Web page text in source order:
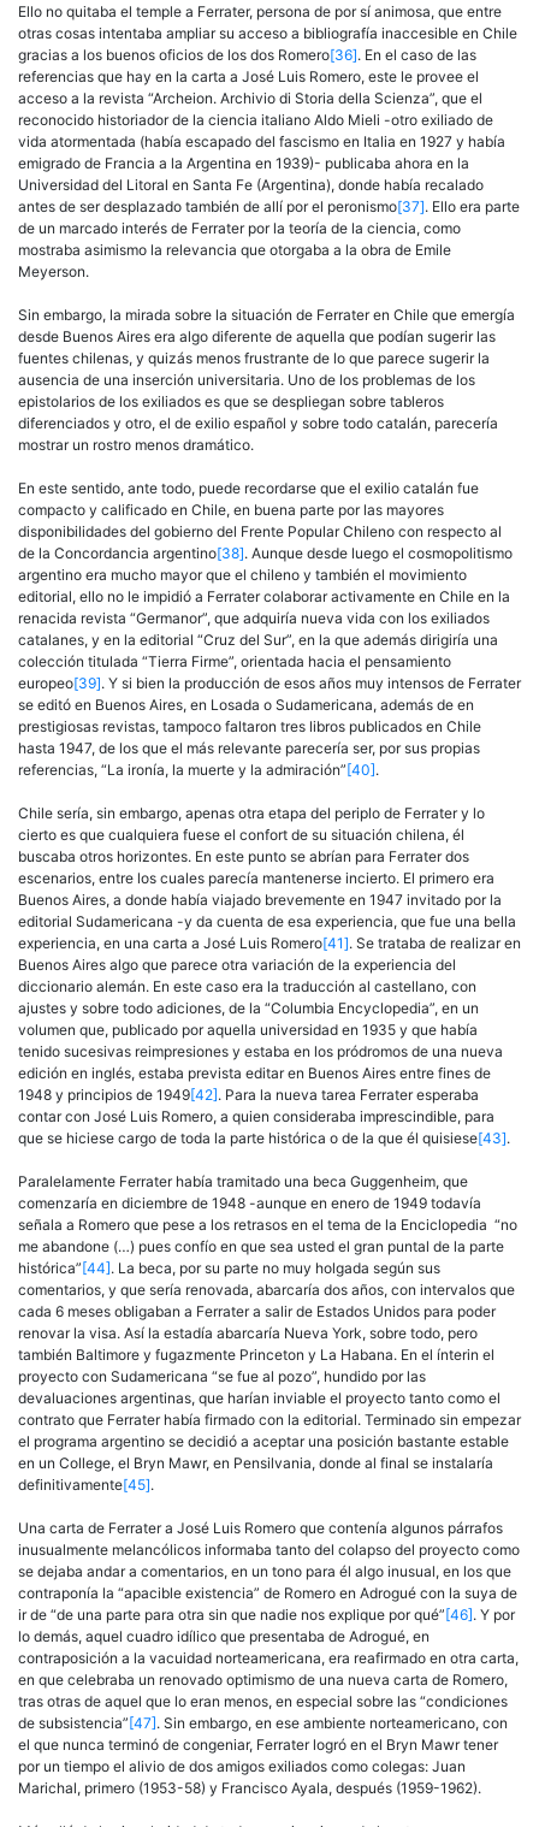
Ello no quitaba el temple a Ferrater, persona de por sí animosa, que entre
otras cosas intentaba ampliar su acceso a bibliografía inaccesible en Chile
gracias a los buenos oficios de los dos Romero[36]. En el caso de las
referencias que hay en la carta a José Luis Romero, este le provee el
acceso a la revista “Archeion. Archivio di Storia della Scienza”, que el
reconocido historiador de la ciencia italiano Aldo Mieli -otro exiliado de
vida atormentada (había escapado del fascismo en Italia en 1927 y había
emigrado de Francia a la Argentina en 1939)- publicaba ahora en la
Universidad del Litoral en Santa Fe (Argentina), donde había recalado
antes de ser desplazado también de allí por el peronismo[37]. Ello era parte
de un marcado interés de Ferrater por la teoría de la ciencia, como
mostraba asimismo la relevancia que otorgaba a la obra de Emile
Meyerson.
Sin embargo, la mirada sobre la situación de Ferrater en Chile que emergía
desde Buenos Aires era algo diferente de aquella que podían sugerir las
fuentes chilenas, y quizás menos frustrante de lo que parece sugerir la
ausencia de una inserción universitaria. Uno de los problemas de los
epistolarios de los exiliados es que se despliegan sobre tableros
diferenciados y otro, el de exilio español y sobre todo catalán, parecería
mostrar un rostro menos dramático.
En este sentido, ante todo, puede recordarse que el exilio catalán fue
compacto y calificado en Chile, en buena parte por las mayores
disponibilidades del gobierno del Frente Popular Chileno con respecto al
de la Concordancia argentino[38]. Aunque desde luego el cosmopolitismo
argentino era mucho mayor que el chileno y también el movimiento
editorial, ello no le impidió a Ferrater colaborar activamente en Chile en la
renacida revista “Germanor”, que adquiría nueva vida con los exiliados
catalanes, y en la editorial “Cruz del Sur”, en la que además dirigiría una
colección titulada “Tierra Firme”, orientada hacia el pensamiento
europeo[39]. Y si bien la producción de esos años muy intensos de Ferrater
se editó en Buenos Aires, en Losada o Sudamericana, además de en
prestigiosas revistas, tampoco faltaron tres libros publicados en Chile
hasta 1947, de los que el más relevante parecería ser, por sus propias
referencias, “La ironía, la muerte y la admiración”[40].
Chile sería, sin embargo, apenas otra etapa del periplo de Ferrater y lo
cierto es que cualquiera fuese el confort de su situación chilena, él
buscaba otros horizontes. En este punto se abrían para Ferrater dos
escenarios, entre los cuales parecía mantenerse incierto. El primero era
Buenos Aires, a donde había viajado brevemente en 1947 invitado por la
editorial Sudamericana -y da cuenta de esa experiencia, que fue una bella
experiencia, en una carta a José Luis Romero[41]. Se trataba de realizar en
Buenos Aires algo que parece otra variación de la experiencia del
diccionario alemán. En este caso era la traducción al castellano, con
ajustes y sobre todo adiciones, de la “Columbia Encyclopedia”, en un
volumen que, publicado por aquella universidad en 1935 y que había
tenido sucesivas reimpresiones y estaba en los pródromos de una nueva
edición en inglés, estaba prevista editar en Buenos Aires entre fines de
1948 y principios de 1949[42]. Para la nueva tarea Ferrater esperaba
contar con José Luis Romero, a quien consideraba imprescindible, para
que se hiciese cargo de toda la parte histórica o de la que él quisiese[43].
Paralelamente Ferrater había tramitado una beca Guggenheim, que
comenzaría en diciembre de 1948 -aunque en enero de 1949 todavía
señala a Romero que pese a los retrasos en el tema de la Enciclopedia “no
me abandone (…) pues confío en que sea usted el gran puntal de la parte
histórica”[44]. La beca, por su parte no muy holgada según sus
comentarios, y que sería renovada, abarcaría dos años, con intervalos que
cada 6 meses obligaban a Ferrater a salir de Estados Unidos para poder
renovar la visa. Así la estadía abarcaría Nueva York, sobre todo, pero
también Baltimore y fugazmente Princeton y La Habana. En el ínterin el
proyecto con Sudamericana “se fue al pozo”, hundido por las
devaluaciones argentinas, que harían inviable el proyecto tanto como el
contrato que Ferrater había firmado con la editorial. Terminado sin empezar
el programa argentino se decidió a aceptar una posición bastante estable
en un College, el Bryn Mawr, en Pensilvania, donde al final se instalaría
definitivamente[45].
Una carta de Ferrater a José Luis Romero que contenía algunos párrafos
inusualmente melancólicos informaba tanto del colapso del proyecto como
se dejaba andar a comentarios, en un tono para él algo inusual, en los que
contraponía la “apacible existencia” de Romero en Adrogué con la suya de
ir de “de una parte para otra sin que nadie nos explique por qué”[46]. Y por
lo demás, aquel cuadro idílico que presentaba de Adrogué, en
contraposición a la vacuidad norteamericana, era reafirmado en otra carta,
en que celebraba un renovado optimismo de una nueva carta de Romero,
tras otras de aquel que lo eran menos, en especial sobre las “condiciones
de subsistencia”[47]. Sin embargo, en ese ambiente norteamericano, con
el que nunca terminó de congeniar, Ferrater logró en el Bryn Mawr tener
por un tiempo el alivio de dos amigos exiliados como colegas: Juan
Marichal, primero (1953-58) y Francisco Ayala, después (1959-1962).